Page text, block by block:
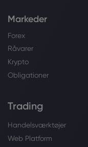
Markeder
Forex
Råvarer
Krypto
Obligationer
Trading
Handelsværktøjer
Web Platform